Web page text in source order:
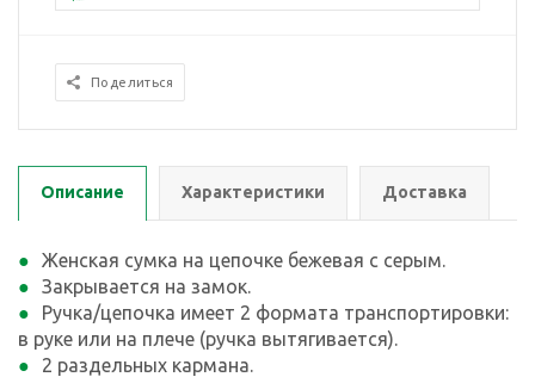
Поделиться
Описание Характеристики Доставка
Женская сумка на цепочке бежевая с серым.
Закрывается на замок.
Ручка/цепочка имеет 2 формата транспортировки:
в руке или на плече (ручка вытягивается).
2 раздельных кармана.